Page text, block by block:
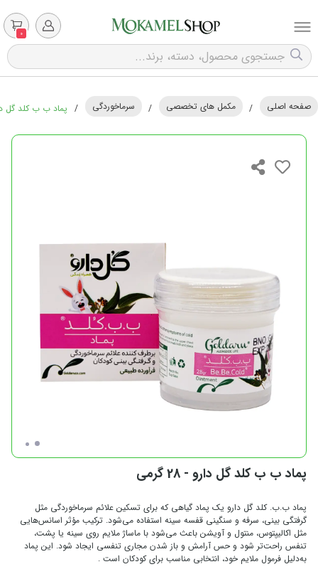
0
صفحه اصلی / مکمل های تخصصی / سرماخوردگی / پماد ب ب کلد گل دارو -
پماد ب ب کلد گل دارو - 28 گرمی
پماد ب.ب. کلد گل دارو یک پماد گیاهی که برای تسکین علائم سرماخوردگی مثل
گرفتگی بینی، سرفه و سنگینی قفسه سینه استفاده می‌شود. ترکیب مؤثر اسانس‌هایی
مثل اکالیپتوس، منتول و آویشن باعث می‌شود با ماساژ ملایم روی سینه یا پشت،
تنفس راحت‌تر شود و حس آرامش و باز شدن مجاری تنفسی ایجاد شود. این پماد
به‌دلیل فرمول ملایم خود، انتخابی مناسب برای کودکان است .